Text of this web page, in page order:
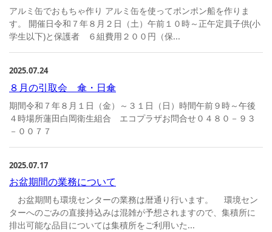
アルミ缶でおもちゃ作り アルミ缶を使ってポンポン船を作りま
す。 開催日令和７年８月２日（土）午前１０時～正午定員子供(小
学生以下)と保護者 ６組費用２００円（保...
2025.07.24
８月の引取会 傘・日傘
期間令和７年８月１日（金）～３１日（日）時間午前９時～午後
４時場所蓮田白岡衛生組合 エコプラザお問合せ０４８０－９３
－００７７
2025.07.17
お盆期間の業務について
お盆期間も環境センターの業務は暦通り行います。 環境セン
ターへのごみの直接持込みは混雑が予想されますので、集積所に
排出可能な品目については集積所をご利用いた...